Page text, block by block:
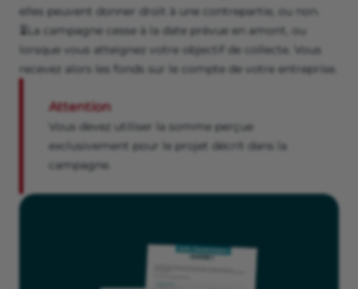
elles peuvent donner droit à une contrepartie, ou non.
⏳La campagne cesse à la date prévue en amont, ou
lorsque vous atteignez votre objectif de collecte. Vous
recevez alors les fonds sur le compte de votre entreprise.
Attention
Vous devez utiliser la somme perçue
exclusivement pour le projet décrit dans la
campagne.